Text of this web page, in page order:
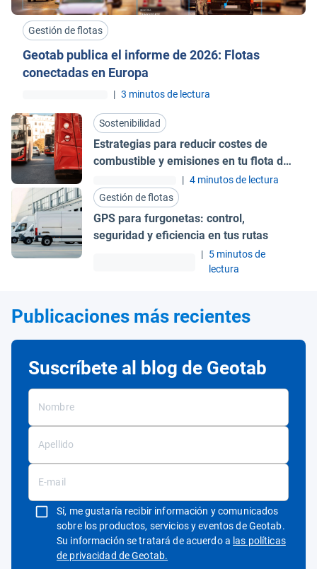
Gestión de flotas
Geotab publica el informe de 2026: Flotas
conectadas en Europa
| 3 minutos de lectura
Sostenibilidad
Estrategias para reducir costes de
combustible y emisiones en tu flota de
| 4 minutos de lectura
Gestión de flotas
GPS para furgonetas: control,
seguridad y eficiencia en tus rutas
| 5 minutos de
lectura
Publicaciones más recientes
Suscríbete al blog de Geotab
Sí, me gustaría recibir información y comunicados
sobre los productos, servicios y eventos de Geotab.
Su información se tratará de acuerdo a las políticas
de privacidad de Geotab.